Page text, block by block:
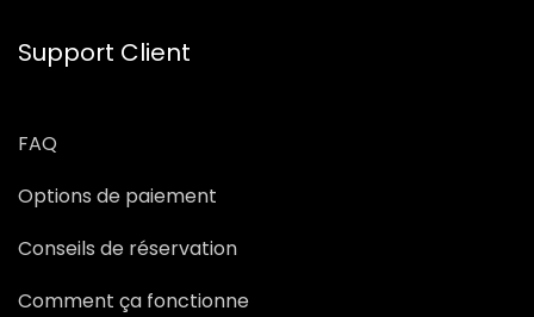
Support Client
FAQ
Options de paiement
Conseils de réservation
Comment ça fonctionne